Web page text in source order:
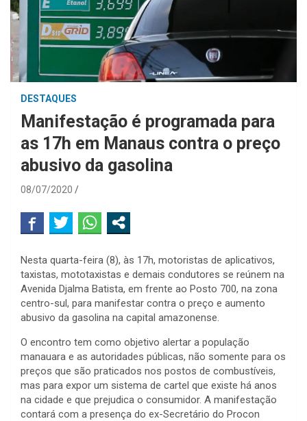
DESTAQUES
Manifestação é programada para
as 17h em Manaus contra o preço
abusivo da gasolina
08/07/2020
Nesta quarta-feira (8), às 17h, motoristas de aplicativos,
taxistas, mototaxistas e demais condutores se reúnem na
Avenida Djalma Batista, em frente ao Posto 700, na zona
centro-sul, para manifestar contra o preço e aumento
abusivo da gasolina na capital amazonense.
O encontro tem como objetivo alertar a população
manauara e as autoridades públicas, não somente para os
preços que são praticados nos postos de combustíveis,
mas para expor um sistema de cartel que existe há anos
na cidade e que prejudica o consumidor. A manifestação
contará com a presença do ex-Secretário do Procon